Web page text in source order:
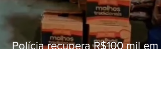
Polícia recupera R$100 mil em